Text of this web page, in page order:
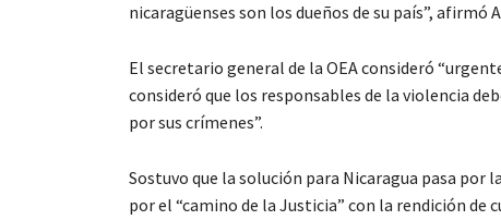
nicaragüenses son los dueños de su país”, afirmó
El secretario general de la OEA consideró
consideró que los responsables de la violencia
por sus crímenes”.
Sostuvo que la solución para Nicaragua pasa por
por el “camino de la Justicia” con la rendición de